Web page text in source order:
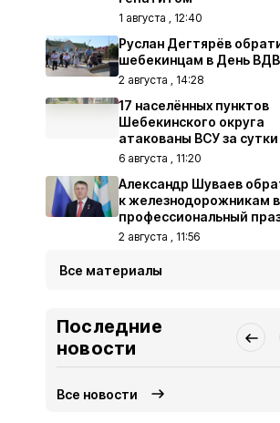
1 августа , 12:40
Руслан Дегтярёв
шебекинцам в День ВДВ
2 августа , 14:28
17 населённых пунктов
Шебекинского округа
атакованы ВСУ за сутки
6 августа , 11:20
Александр Шуваев
к железнодорожникам в
профессиональный
2 августа , 11:56
Все материалы
Последние
новости
Все новости